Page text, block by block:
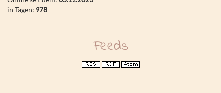
in Tagen: 978
Feeds